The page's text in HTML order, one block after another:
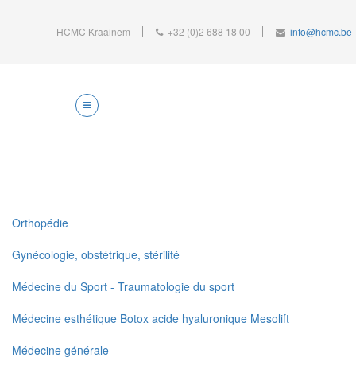
HCMC Kraainem +32 (0)2 688 18 00 info@hcmc.be
Orthopédie
Gynécologie, obstétrique, stérilité
Médecine du Sport - Traumatologie du sport
Médecine esthétique Botox acide hyaluronique Mesolift
Médecine générale